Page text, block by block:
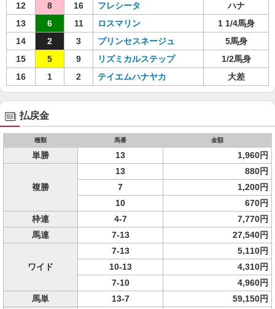
12
8 16 フレシータ
ハナ
13
6 11 ロスマリン
1 1/4馬身
14
2 3 プリンセスネージュ
5馬身
15
5 9 リズミカルステップ
1/2馬身
16
1 2 テイエムハナヤカ 大差
払戻金
種類 馬番 金額
単勝 13 1,960円
複勝
13
880円
7
1,200円
10
670円
枠連
4-7
7,770円
馬連
7-13 27,540円
ワイド
7-13
5,110円
10-13
4,310円
7-10
4,960円
馬単
13-7
59,150円